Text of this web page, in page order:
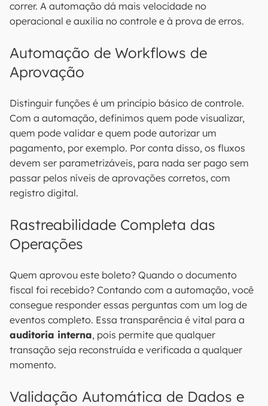
correr. A automação dá mais velocidade no
operacional e auxilia no controle e à prova de erros.
Automação de Workflows de
Aprovação
Distinguir funções é um princípio básico de controle.
Com a automação, definimos quem pode visualizar,
quem pode validar e quem pode autorizar um
pagamento, por exemplo. Por conta disso, os fluxos
devem ser parametrizáveis, para nada ser pago sem
passar pelos níveis de aprovações corretos, com
registro digital.
Rastreabilidade Completa das
Operações
Quem aprovou este boleto? Quando o documento
fiscal foi recebido? Contando com a automação, você
consegue responder essas perguntas com um log de
eventos completo. Essa transparência é vital para a
auditoria interna, pois permite que qualquer
transação seja reconstruída e verificada a qualquer
momento.
Validação Automática de Dados e